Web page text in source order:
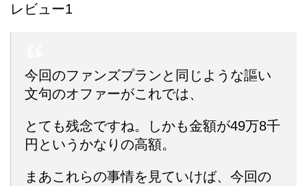
レビュー1
今回のファンズプランと同じような謳い
文句のオファーがこれでは、
とても残念ですね。しかも金額が49万8千
円というかなりの高額。
まあこれらの事情を見ていけば、今回の